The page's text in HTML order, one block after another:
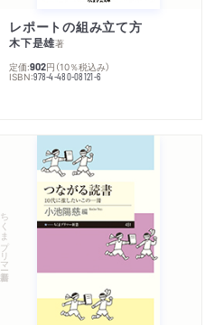
レポートの組み立て方
木下是雄著
定価:902円 （10％税込み）
ISBN:978-4-480-08121-6
ちくまプリマー新書